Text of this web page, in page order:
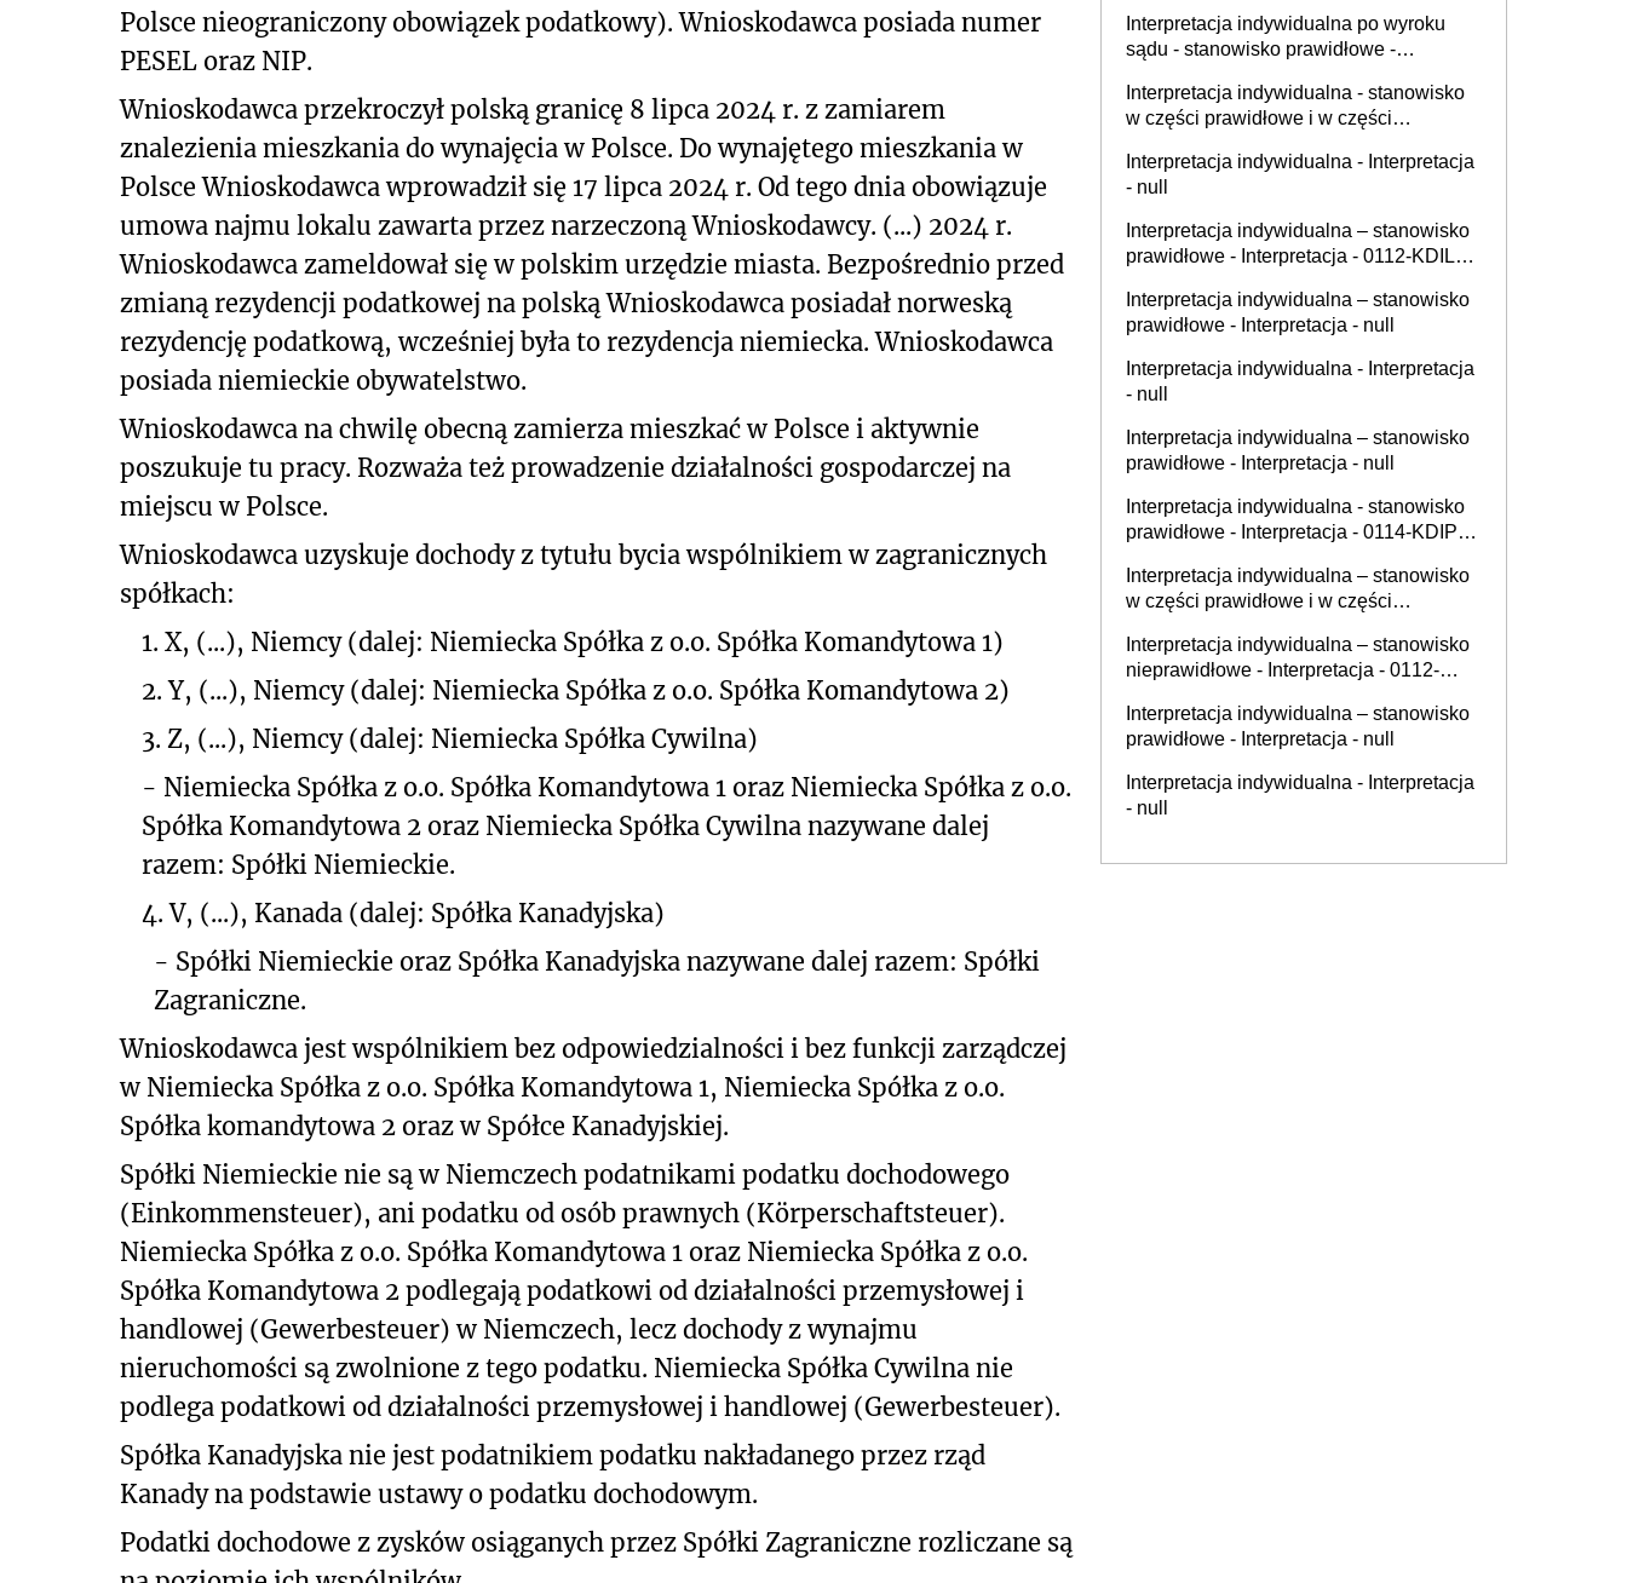
Polsce nieograniczony obowiązek podatkowy). Wnioskodawca posiada numer
PESEL oraz NIP.
Wnioskodawca przekroczył polską granicę 8 lipca 2024 r. z zamiarem
znalezienia mieszkania do wynajęcia w Polsce. Do wynajętego mieszkania w
Polsce Wnioskodawca wprowadził się 17 lipca 2024 r. Od tego dnia obowiązuje
umowa najmu lokalu zawarta przez narzeczoną Wnioskodawcy. (...) 2024 r.
Wnioskodawca zameldował się w polskim urzędzie miasta. Bezpośrednio przed
zmianą rezydencji podatkowej na polską Wnioskodawca posiadał norweską
rezydencję podatkową, wcześniej była to rezydencja niemiecka. Wnioskodawca
posiada niemieckie obywatelstwo.
Wnioskodawca na chwilę obecną zamierza mieszkać w Polsce i aktywnie
poszukuje tu pracy. Rozważa też prowadzenie działalności gospodarczej na
miejscu w Polsce.
Wnioskodawca uzyskuje dochody z tytułu bycia wspólnikiem w zagranicznych
spółkach:
1. X, (...), Niemcy (dalej: Niemiecka Spółka z o.o. Spółka Komandytowa 1)
2. Y, (...), Niemcy (dalej: Niemiecka Spółka z o.o. Spółka Komandytowa 2)
3. Z, (...), Niemcy (dalej: Niemiecka Spółka Cywilna)
- Niemiecka Spółka z o.o. Spółka Komandytowa 1 oraz Niemiecka Spółka z o.o.
Spółka Komandytowa 2 oraz Niemiecka Spółka Cywilna nazywane dalej
razem: Spółki Niemieckie.
4. V, (...), Kanada (dalej: Spółka Kanadyjska)
- Spółki Niemieckie oraz Spółka Kanadyjska nazywane dalej razem: Spółki
Zagraniczne.
Wnioskodawca jest wspólnikiem bez odpowiedzialności i bez funkcji zarządczej
w Niemiecka Spółka z o.o. Spółka Komandytowa 1, Niemiecka Spółka z o.o.
Spółka komandytowa 2 oraz w Spółce Kanadyjskiej.
Spółki Niemieckie nie są w Niemczech podatnikami podatku dochodowego
(Einkommensteuer), ani podatku od osób prawnych (Körperschaftsteuer).
Niemiecka Spółka z o.o. Spółka Komandytowa 1 oraz Niemiecka Spółka z o.o.
Spółka Komandytowa 2 podlegają podatkowi od działalności przemysłowej i
handlowej (Gewerbesteuer) w Niemczech, lecz dochody z wynajmu
nieruchomości są zwolnione z tego podatku. Niemiecka Spółka Cywilna nie
podlega podatkowi od działalności przemysłowej i handlowej (Gewerbesteuer).
Spółka Kanadyjska nie jest podatnikiem podatku nakładanego przez rząd
Kanady na podstawie ustawy o podatku dochodowym.
Podatki dochodowe z zysków osiąganych przez Spółki Zagraniczne rozliczane są
Interpretacja indywidualna po wyroku
sądu - stanowisko prawidłowe -
Interpretacja indywidualna - stanowisko
w części prawidłowe i w części
KDIB1-2.4010.440.2025.2.END
Interpretacja indywidualna - Interpretacja
- null
Interpretacja indywidualna – stanowisko
prawidłowe - Interpretacja - 0112-KDIL1-
Interpretacja indywidualna – stanowisko
prawidłowe - Interpretacja - null
Interpretacja indywidualna - Interpretacja
- null
Interpretacja indywidualna – stanowisko
prawidłowe - Interpretacja - null
Interpretacja indywidualna - stanowisko
prawidłowe - Interpretacja - 0114-KDIP2-
Interpretacja indywidualna – stanowisko
w części prawidłowe i w części
Interpretacja indywidualna – stanowisko
nieprawidłowe - Interpretacja - 0112-
Interpretacja indywidualna – stanowisko
prawidłowe - Interpretacja - null
Interpretacja indywidualna - Interpretacja
- null